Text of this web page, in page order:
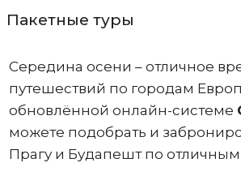
Пакетные туры
Середина осени – отличное
путешествий по городам
обновлённой онлайн-системе
можете подобрать и
Прагу и Будапешт по